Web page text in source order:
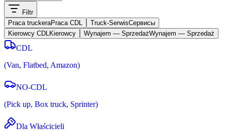
Filtr
Praca truckeraPraca CDL Truck-SerwisCервисы
Kierowcy CDL Kierowcy Wynajem — SprzedażWynajem — Sprzedaż
CDL
(Van, Flatbed, Amazon)
NO-CDL
(Pick up, Box truck, Sprinter)
Dla Właścicieli